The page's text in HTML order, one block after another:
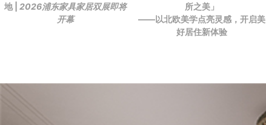
地 | 2026浦东家具家居双展即将
开幕
所之美」
——以北欧美学点亮灵感，开启美
好居住新体验